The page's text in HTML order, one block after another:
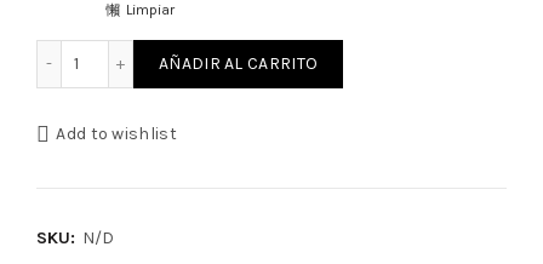
Limpiar
Calcetines Papá Eres Un Súper Cocinillas de UO cantidad
AÑADIR AL CARRITO
Add to wishlist
SKU: N/D